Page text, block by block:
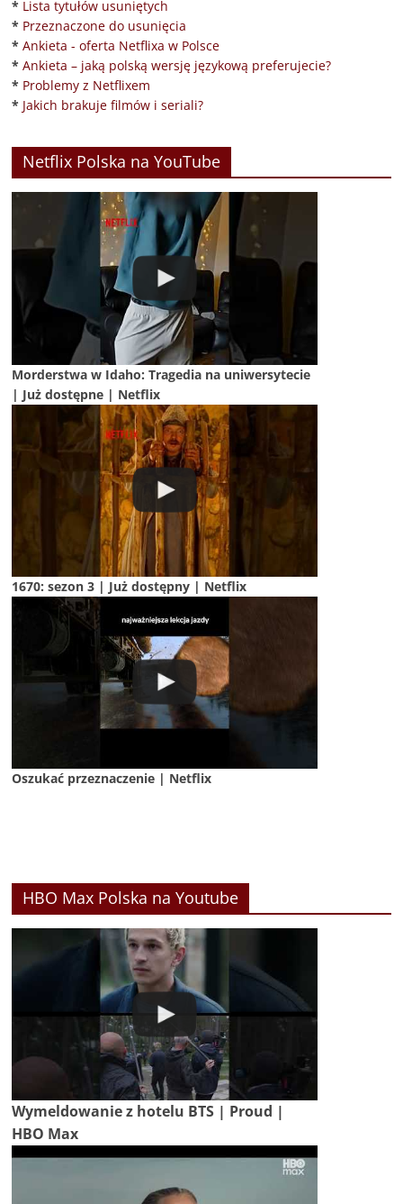
* Lista tytułów usuniętych
* Przeznaczone do usunięcia
* Ankieta - oferta Netflixa w Polsce
* Ankieta – jaką polską wersję językową preferujecie?
* Problemy z Netflixem
* Jakich brakuje filmów i seriali?
Netflix Polska na YouTube
Morderstwa w Idaho: Tragedia na uniwersytecie
| Już dostępne | Netflix
1670: sezon 3 | Już dostępny | Netflix
Oszukać przeznaczenie | Netflix
HBO Max Polska na Youtube
Wymeldowanie z hotelu BTS | Proud |
HBO Max